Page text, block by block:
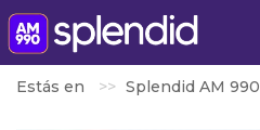
Estás en Splendid AM 990